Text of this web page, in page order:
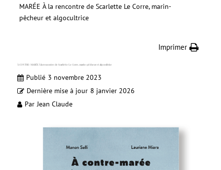
MARÉE À la rencontre de Scarlette Le Corre, marin-
pêcheur et algocultrice
Imprimer
À CONTRE-MARÉE À la rencontre de Scarlette Le Corre, marin-pêcheur et algocultrice
Publié 3 novembre 2023
Dernière mise à jour 8 janvier 2026
Par Jean Claude